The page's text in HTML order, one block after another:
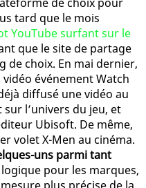
tard que le mois
YouTube surfant sur le
que le site de partage
de choix. En mai dernier,
événement Watch
diffusé une vidéo au
l’univers du jeu, et
Ubisoft. De même,
volet X-Men au cinéma.
uns parmi tant
pour les marques,